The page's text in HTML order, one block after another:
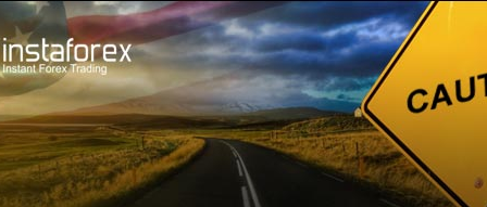
Новости рынка Форекс